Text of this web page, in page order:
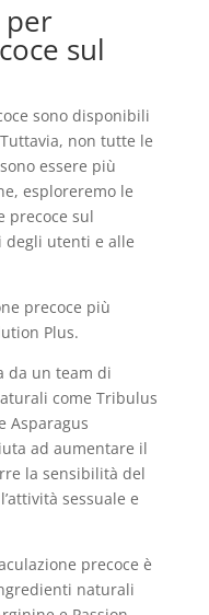
sul
sono disponibili
non tutte le
essere più
esploreremo le
precoce sul
degli utenti e alle
precoce più
Plus.
da un team di
come Tribulus
Asparagus
ad aumentare il
la sensibilità del
sessuale e
precoce è
naturali